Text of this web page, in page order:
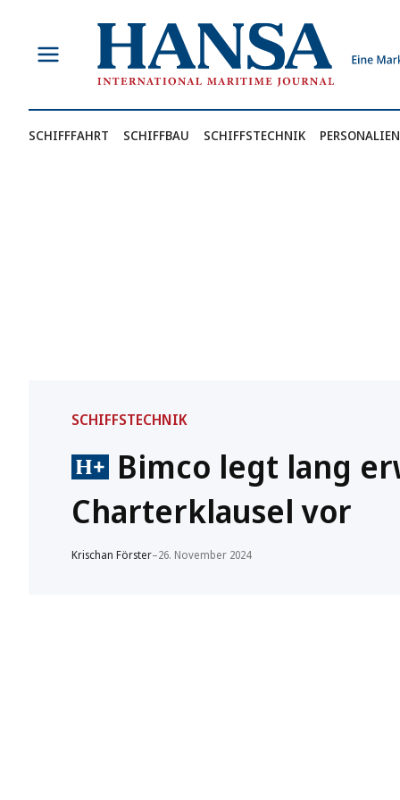
springen
SCHIFFFAHRT SCHIFFBAU SCHIFFSTECHNIK PERSONALIEN
SCHIFFSTECHNIK
Bimco legt lang
Charterklausel vor
Krischan Förster–26. November 2024